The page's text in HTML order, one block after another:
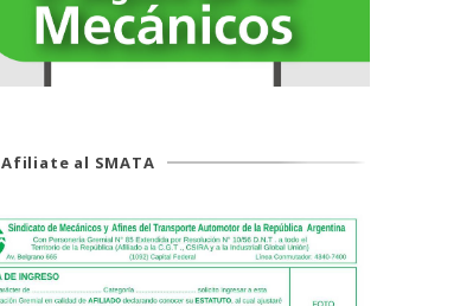
Afiliate al SMATA